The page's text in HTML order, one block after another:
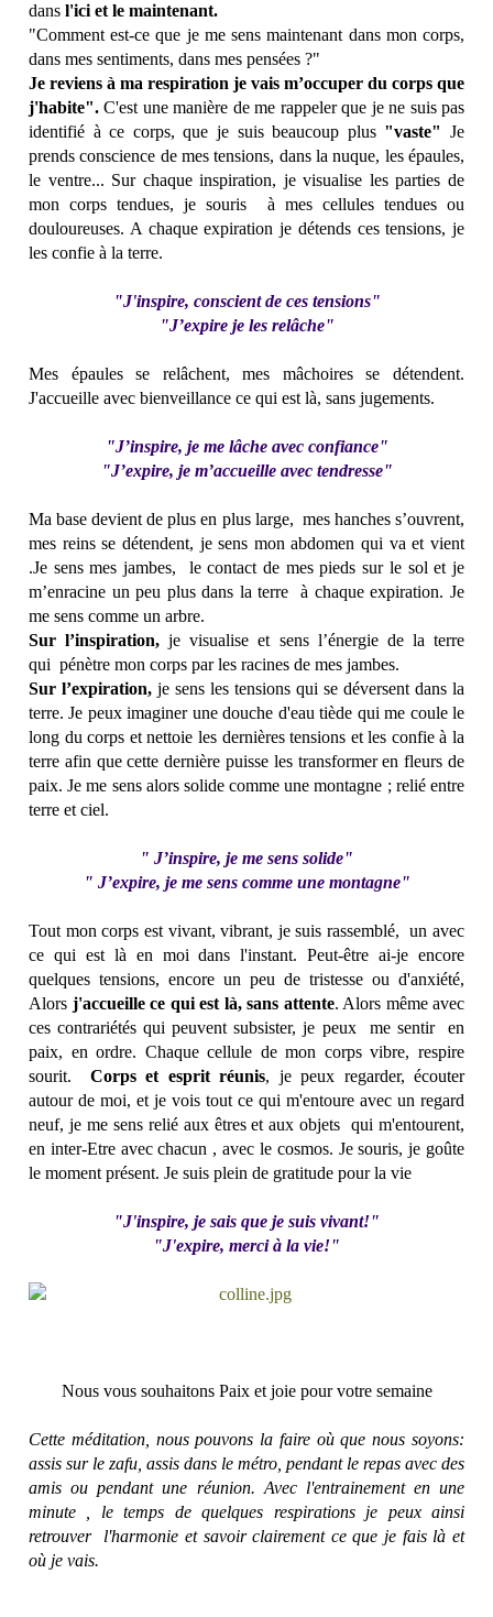
dans l'ici et le maintenant.
"Comment est-ce que je me sens maintenant dans mon corps,
dans mes sentiments, dans mes pensées ?"
Je reviens à ma respiration je vais m’occuper du corps que
j'habite". C'est une manière de me rappeler que je ne suis pas
identifié à ce corps, que je suis beaucoup plus "vaste" Je
prends conscience de mes tensions, dans la nuque, les épaules,
le ventre... Sur chaque inspiration, je visualise les parties de
mon corps tendues, je souris à mes cellules tendues ou
douloureuses. A chaque expiration je détends ces tensions, je
les confie à la terre.
"J'inspire, conscient de ces tensions"
"J’expire je les relâche"
Mes épaules se relâchent, mes mâchoires se détendent.
J'accueille avec bienveillance ce qui est là, sans jugements.
"J’inspire, je me lâche avec confiance"
"J’expire, je m’accueille avec tendresse"
Ma base devient de plus en plus large, mes hanches s’ouvrent,
mes reins se détendent, je sens mon abdomen qui va et vient
.Je sens mes jambes, le contact de mes pieds sur le sol et je
m’enracine un peu plus dans la terre à chaque expiration. Je
me sens comme un arbre.
Sur l’inspiration, je visualise et sens l’énergie de la terre
qui pénètre mon corps par les racines de mes jambes.
Sur l’expiration, je sens les tensions qui se déversent dans la
terre. Je peux imaginer une douche d'eau tiède qui me coule le
long du corps et nettoie les dernières tensions et les confie à la
terre afin que cette dernière puisse les transformer en fleurs de
paix. Je me sens alors solide comme une montagne ; relié entre
terre et ciel.
" J’inspire, je me sens solide"
" J’expire, je me sens comme une montagne"
Tout mon corps est vivant, vibrant, je suis rassemblé, un avec
ce qui est là en moi dans l'instant. Peut-être ai-je encore
quelques tensions, encore un peu de tristesse ou d'anxiété,
Alors j'accueille ce qui est là, sans attente. Alors même avec
ces contrariétés qui peuvent subsister, je peux me sentir en
paix, en ordre. Chaque cellule de mon corps vibre, respire
sourit. Corps et esprit réunis, je peux regarder, écouter
autour de moi, et je vois tout ce qui m'entoure avec un regard
neuf, je me sens relié aux êtres et aux objets qui m'entourent,
en inter-Etre avec chacun , avec le cosmos. Je souris, je goûte
le moment présent. Je suis plein de gratitude pour la vie
"J'inspire, je sais que je suis vivant!"
"J'expire, merci à la vie!"
Nous vous souhaitons Paix et joie pour votre semaine
Cette méditation, nous pouvons la faire où que nous soyons:
assis sur le zafu, assis dans le métro, pendant le repas avec des
amis ou pendant une réunion. Avec l'entrainement en une
minute , le temps de quelques respirations je peux ainsi
retrouver
l'harmonie et savoir clairement ce que je fais là et
où je vais.